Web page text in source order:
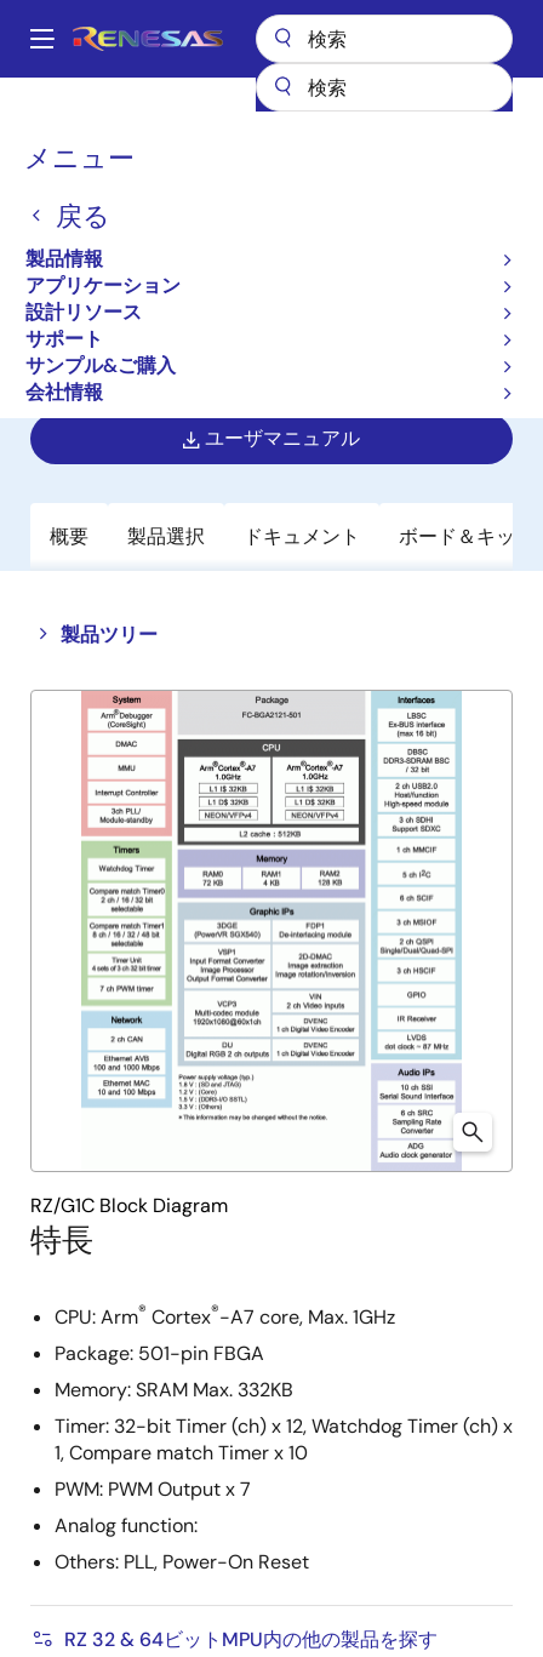
ン
Main
メニュー
戻る
製品情報
アプリケーション
設計リソース
サポート
サンプル&ご購入
会社情報
パ
く
ず
マイクロコントローラとマイクロプロセッサ
RZ/G1C
廃止品
1.0GHz Dualコア Arm Cortex-A7
CPU、3Dグラフィックス、ビデオコー
デックエンジン搭載高性能マイクロプ
ロセッサ
ユーザマニュアル
概要 製品選択 ドキュメント ボード＆キット
製品ツリー
Close
tree
Open
tree
特長
CPU: Arm® Cortex®-A7 core, Max. 1GHz
Package: 501-pin FBGA
Memory: SRAM Max. 332KB
Timer: 32-bit Timer (ch) x 12, Watchdog Timer (ch) x
1, Compare match Timer x 10
PWM: PWM Output x 7
Analog function:
Others: PLL, Power-On Reset
RZ 32 & 64ビットMPU内の他の製品を探す
RZ/G1C Block Diagram